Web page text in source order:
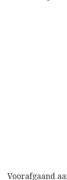
Voorafgaand